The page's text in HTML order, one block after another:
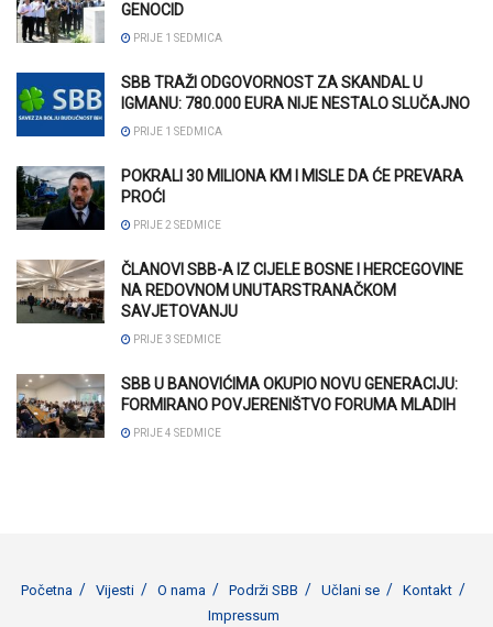
GENOCID
PRIJE 1 SEDMICA
SBB TRAŽI ODGOVORNOST ZA SKANDAL U
IGMANU: 780.000 EURA NIJE NESTALO SLUČAJNO
PRIJE 1 SEDMICA
POKRALI 30 MILIONA KM I MISLE DA ĆE PREVARA
PROĆI
PRIJE 2 SEDMICE
ČLANOVI SBB-A IZ CIJELE BOSNE I HERCEGOVINE
NA REDOVNOM UNUTARSTRANAČKOM
SAVJETOVANJU
PRIJE 3 SEDMICE
SBB U BANOVIĆIMA OKUPIO NOVU GENERACIJU:
FORMIRANO POVJERENIŠTVO FORUMA MLADIH
PRIJE 4 SEDMICE
Početna Vijesti O nama Podrži SBB Učlani se
Kontakt
Impressum